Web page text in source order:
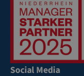
Social Media